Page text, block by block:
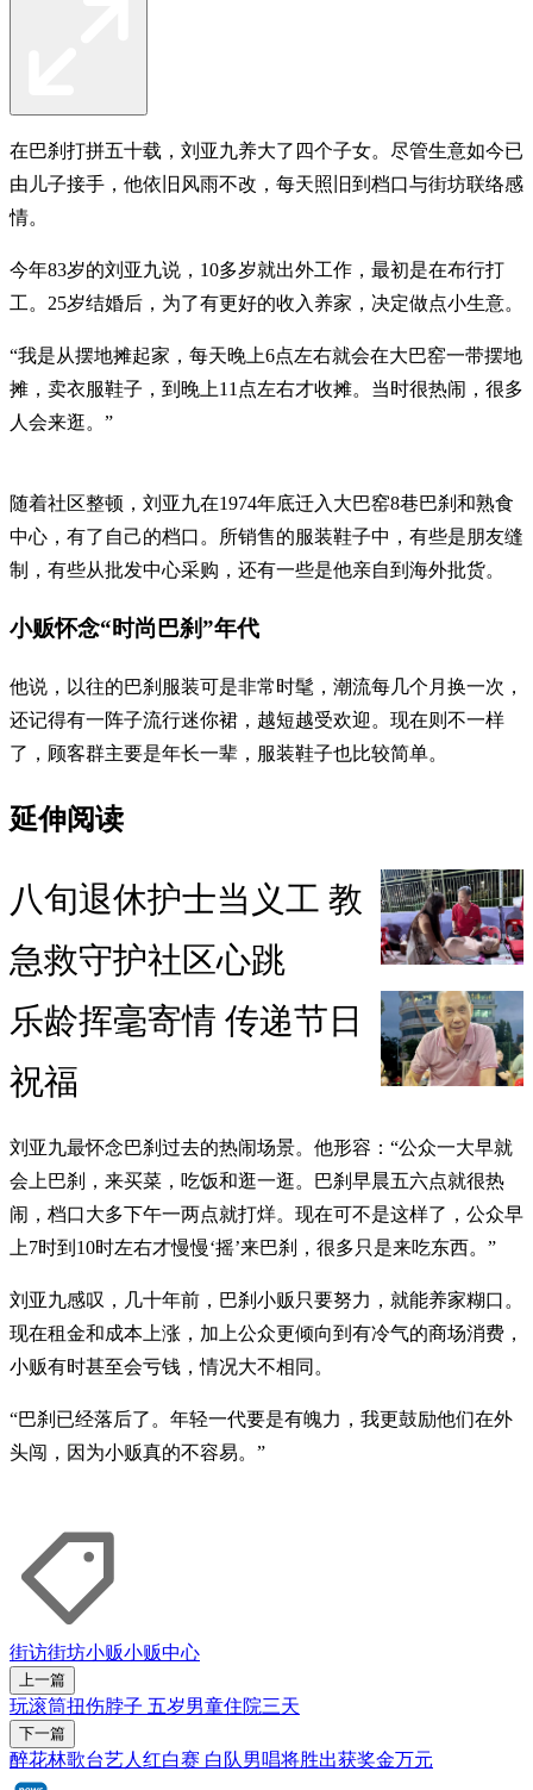
在巴刹打拼五十载，刘亚九养大了四个子女。尽管生意如今已
由儿子接手，他依旧风雨不改，每天照旧到档口与街坊联络感
情。
今年83岁的刘亚九说，10多岁就出外工作，最初是在布行打
工。25岁结婚后，为了有更好的收入养家，决定做点小生意。
“我是从摆地摊起家，每天晚上6点左右就会在大巴窑一带摆地
摊，卖衣服鞋子，到晚上11点左右才收摊。当时很热闹，很多
人会来逛。”
随着社区整顿，刘亚九在1974年底迁入大巴窑8巷巴刹和熟食
中心，有了自己的档口。所销售的服装鞋子中，有些是朋友缝
制，有些从批发中心采购，还有一些是他亲自到海外批货。
小贩怀念“时尚巴刹”年代
他说，以往的巴刹服装可是非常时髦，潮流每几个月换一次，
还记得有一阵子流行迷你裙，越短越受欢迎。现在则不一样
了，顾客群主要是年长一辈，服装鞋子也比较简单。
延伸阅读
八旬退休护士当义工 教
急救守护社区心跳
乐龄挥毫寄情 传递节日
祝福
刘亚九最怀念巴刹过去的热闹场景。他形容：“公众一大早就
会上巴刹，来买菜，吃饭和逛一逛。巴刹早晨五六点就很热
闹，档口大多下午一两点就打烊。现在可不是这样了，公众早
上7时到10时左右才慢慢‘摇’来巴刹，很多只是来吃东西。”
刘亚九感叹，几十年前，巴刹小贩只要努力，就能养家糊口。
现在租金和成本上涨，加上公众更倾向到有冷气的商场消费，
小贩有时甚至会亏钱，情况大不相同。
“巴刹已经落后了。年轻一代要是有魄力，我更鼓励他们在外
头闯，因为小贩真的不容易。”
街访街坊小贩小贩中心
上一篇
玩滚筒扭伤脖子 五岁男童住院三天
下一篇
醉花林歌台艺人红白赛 白队男唱将胜出获奖金万元